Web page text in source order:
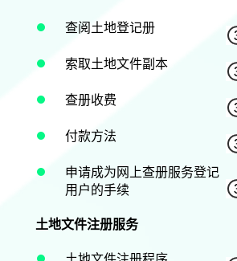
查阅土地登记册
索取土地文件副本
查册收费
付款方法
申请成为网上查册服务登记
用户的手续
土地文件注册服务